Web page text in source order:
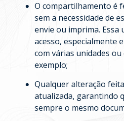
O compartilhamento é
sem a necessidade de
envie ou imprima. Essa
acesso, especialmente
com várias unidades
exemplo;
Qualquer alteração
atualizada, garantindo
sempre o mesmo